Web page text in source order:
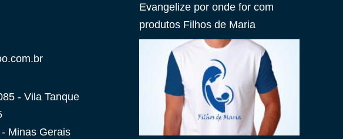
- Vila Tanque
Minas Gerais
Evangelize por onde for com
produtos Filhos de Maria